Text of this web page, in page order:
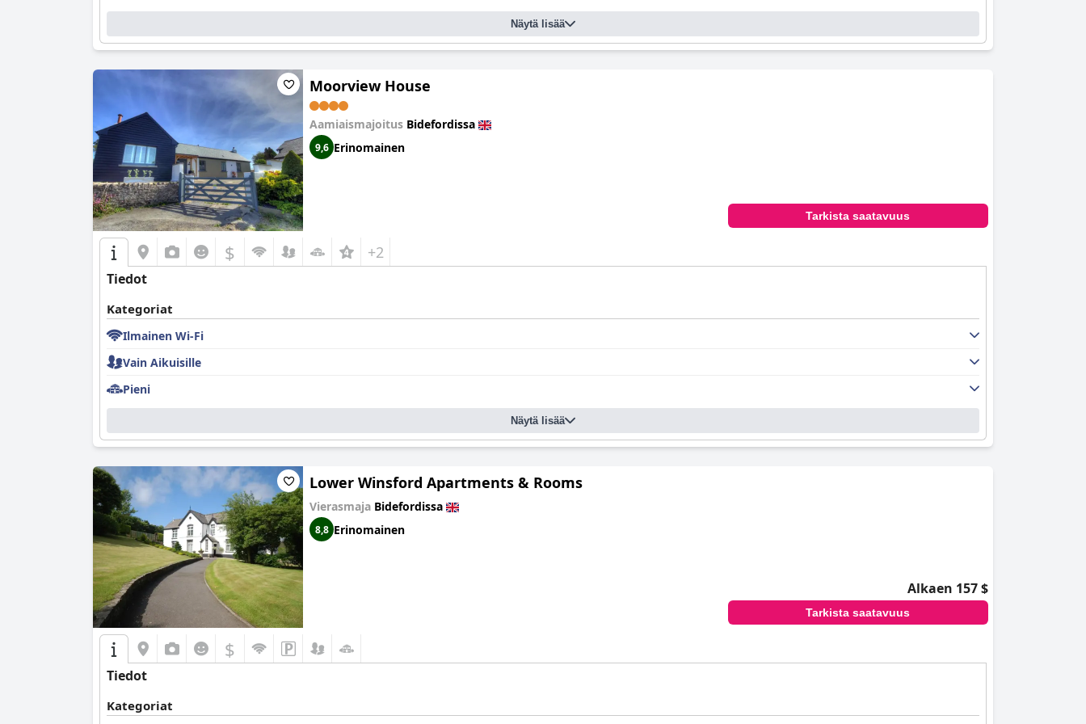
Näytä lisää
Moorview House
Aamiaismajoitus Bidefordissa
9,6 Erinomainen
Tarkista saatavuus
$ +2
Tiedot
Kategoriat
Ilmainen Wi-Fi
Vain Aikuisille
Pieni
Näytä lisää
Lower Winsford Apartments & Rooms
Vierasmaja Bidefordissa
8,8 Erinomainen
Alkaen 157 $
Tarkista saatavuus
$
Tiedot
Kategoriat